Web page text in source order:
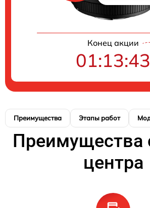
Конец акции
01:13:42
Преимущества Этапы работ
Преимущества
центра